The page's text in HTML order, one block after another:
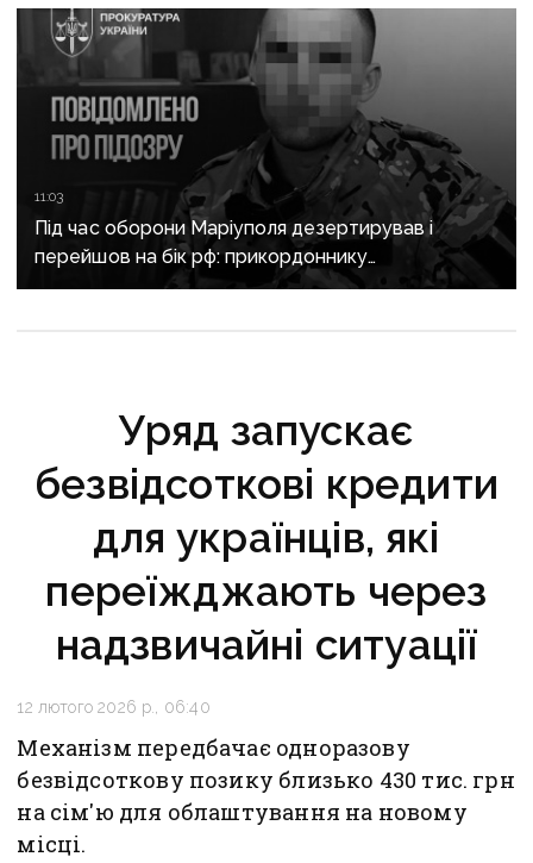
11:03
Під час оборони Маріуполя дезертирував і
перейшов на бік рф: прикордоннику
з «Азовсталі» повідомили про підозру
Уряд запускає
безвідсоткові кредити
для українців, які
переїжджають через
надзвичайні ситуації
12 лютого 2026 р., 06:40
Механізм передбачає одноразову
безвідсоткову позику близько 430 тис. грн
на сім'ю для облаштування на новому
місці.